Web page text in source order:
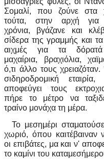
Σομαλί, που ζούνε στα
τούτα, στην αρχή για
χρόνια, βγάζανε και
σίδερα της γραμμής και
αιχμές για τα
μαχαίρια, βραχιόλια,
ό,τι άλλο τους
σιδηροδρομική
αποφεύγει τους
πήρε το μέτρο να
τραίνο μονάχα τη μέρα.
Το μεσημέρι
χωριό, όπου καιτέβαιναν
οι επιβάτες, μα και ν'
το καμίνι του